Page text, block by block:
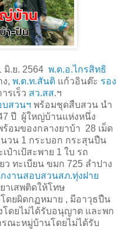
มิ.ย. 2564 พ.ต.อ.ไกรสิทธิ
ง, พ.ต.ท.สันติ แก้วอินต๊ะ รอง
ารเร็ว สว.สส.ฯ
บสวนฯ พร้อมชุดสืบสวน นำ
ปี ผู้ใหญ่บ้านแห่งหนึ่ง
อมของกลางยาบ้า 28 เม็ด
วน 1 กระบอก กระสุนปืน
ป๋าเป้สะพาย 1 ใบ รถ
ทะเบียน ขมก 725 ลำปาง
งานสอบสวนสภ.ทุ่งฝาย
าเสพติดให้โทษ
ดยผิดกฏหมาย , มีอาวุธปืน
โดยไม่ได้รับอนุญาต และพก
ณะหมู่บ้านโดยไม่ได้รับ